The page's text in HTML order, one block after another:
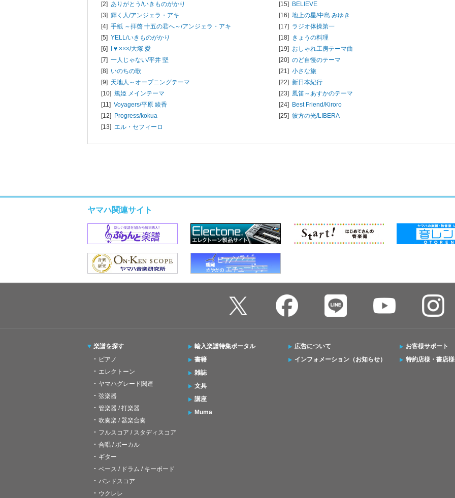
[2] ありがとう/いきものがかり
[3] 輝く人/アンジェラ・アキ
[4] 手紙 ～拝啓 十五の君へ～/アンジェラ・アキ
[5] YELL/いきものがかり
[6]
I ♥ ×××/大塚 愛
[7] 一人じゃない/平井 堅
[8] いのちの歌
[9] 天地人～オープニングテーマ
[10] 篤姫 メインテーマ
[11] Voyagers/平原 綾香
[12]
Progress/kokua
[13] エル・セフィーロ
[15]
BELIEVE
[16] 地上の星/中島 みゆき
[17] ラジオ体操第一
[18] きょうの料理
[19] おしゃれ工房テーマ曲
[20] のど自慢のテーマ
[21] 小さな旅
[22] 新日本紀行
[23] 風笛～あすかのテーマ
[24]
Best Friend/Kiroro
[25] 彼方の光/LIBERA
ヤマハ関連サイト
楽譜を探す
ピアノ
エレクトーン
ヤマハグレード関連
弦楽器
管楽器 / 打楽器
吹奏楽 / 器楽合奏
フルスコア / スタディスコア
合唱 / ボーカル
ギター
ベース / ドラム / キーボード
バンドスコア
ウクレレ
輸入楽譜特集ポータル
書籍
雑誌
文具
講座
Muma
広告について
インフォメーション（お知らせ）
お客様サポート
特約店様・書店